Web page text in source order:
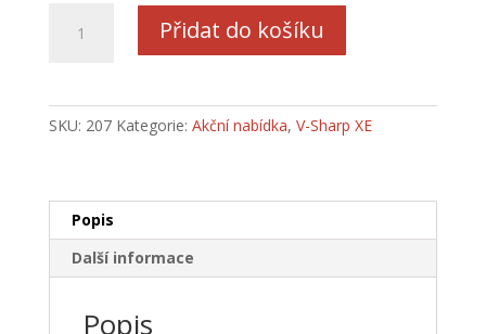
Sharp
pouzdro
množství
Přidat do košíku
SKU: 207 Kategorie: Akční nabídka, V-Sharp XE
Popis
Další informace
Popis